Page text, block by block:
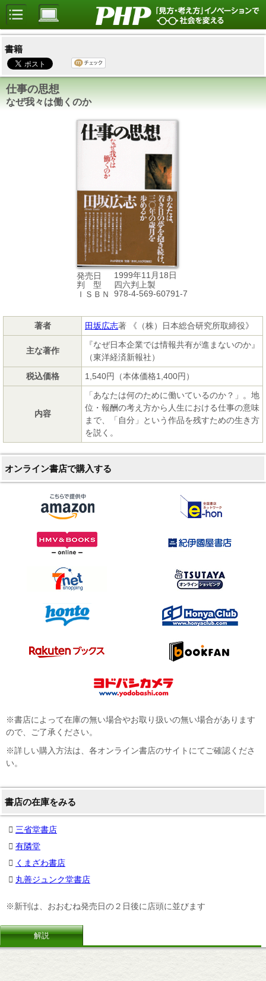
書籍
仕事の思想
なぜ我々は働くのか
発売日
1999年11月18日
判 型
四六判上製
ＩＳＢＮ
978-4-569-60791-7
著者 田坂広志著 《（株）日本総合研究所取締役》
主な著作
『なぜ日本企業では情報共有が進まないのか』
（東洋経済新報社）
税込価格
1,540円（本体価格1,400円）
内容
「あなたは何のために働いているのか？」。地
位・報酬の考え方から人生における仕事の意味
まで、「自分」という作品を残すための生き方
を説く。
オンライン書店で購入する
※書店によって在庫の無い場合やお取り扱いの無い場合があります
ので、ご了承ください。
※詳しい購入方法は、各オンライン書店のサイトにてご確認くださ
い。
書店の在庫をみる
三省堂書店
有隣堂
くまざわ書店
丸善ジュンク堂書店
※新刊は、おおむね発売日の２日後に店頭に並びます
解説